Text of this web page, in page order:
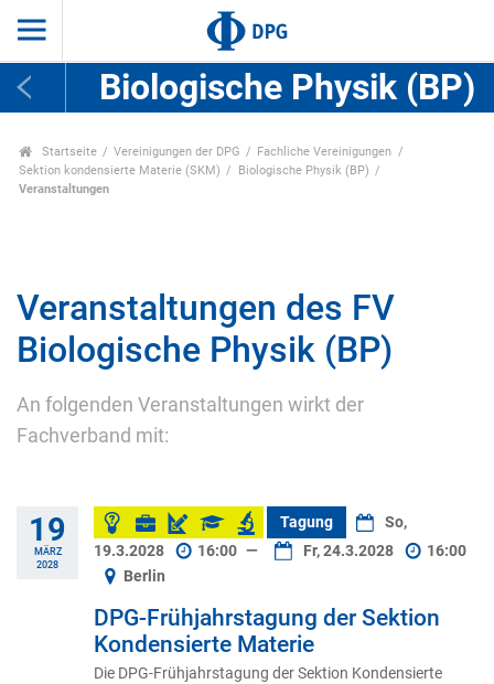
Biologische Physik (BP)
Startseite Vereinigungen der DPG
Fachliche Vereinigungen
Sektion kondensierte Materie (SKM)
Biologische Physik (BP)
Veranstaltungen
Veranstaltungen des FV
Biologische Physik (BP)
An folgenden Veranstaltungen wirkt der
Fachverband mit:
19
MÄRZ
2028
Tagung
So,
19.3.2028
16:00 — Fr, 24.3.2028
16:00
Berlin
DPG-Frühjahrstagung der Sektion
Kondensierte Materie
Die DPG-Frühjahrstagung der Sektion Kondensierte